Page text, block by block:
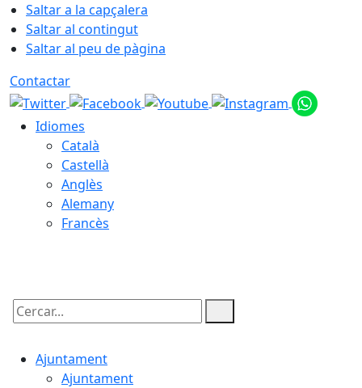
Saltar a la capçalera
Saltar al contingut
Saltar al peu de pàgina
Contactar
Idiomes
Català
Castellà
Anglès
Alemany
Francès
Cercar:
Ajuntament
Ajuntament